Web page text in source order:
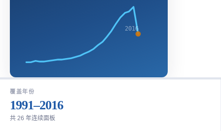
2016
覆盖年份
1991–2016
共 26 年连续面板